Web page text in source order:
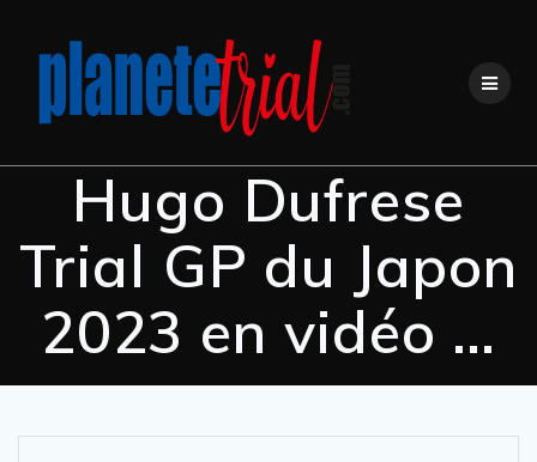
Hugo Dufrese
Trial GP du Japon
2023 en vidéo …